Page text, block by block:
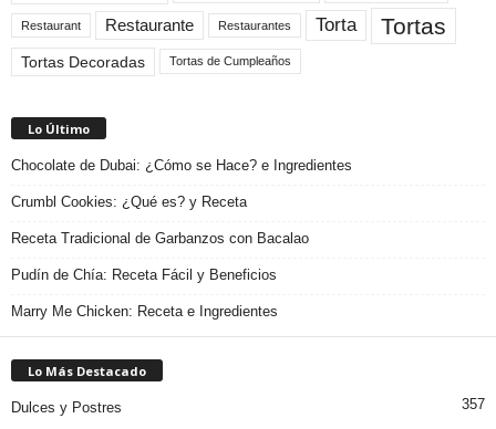
Restaurant Restaurante Restaurantes Torta Tortas
Tortas Decoradas Tortas de Cumpleaños
Lo Último
Chocolate de Dubai: ¿Cómo se Hace? e Ingredientes
Crumbl Cookies: ¿Qué es? y Receta
Receta Tradicional de Garbanzos con Bacalao
Pudín de Chía: Receta Fácil y Beneficios
Marry Me Chicken: Receta e Ingredientes
Lo Más Destacado
Dulces y Postres 357